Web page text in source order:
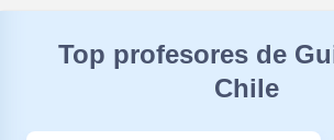
Top profesores de
Chile